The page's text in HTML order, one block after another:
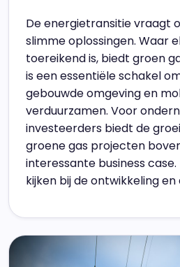
De energietransitie vraagt
slimme oplossingen. Waar
toereikend is, biedt groen
is een essentiële schakel
gebouwde omgeving en
verduurzamen. Voor
investeerders biedt de
groene gas projecten
interessante business
kijken bij de ontwikkeling